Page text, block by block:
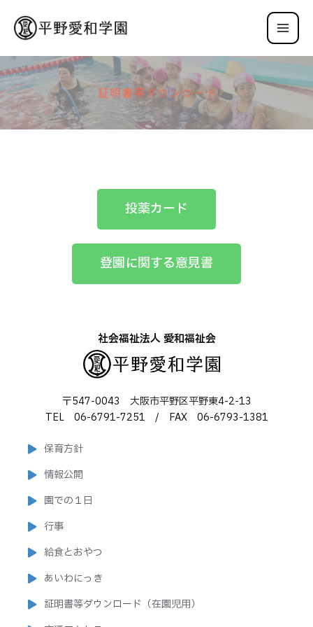
投薬カード
登園に関する意見書
社会福祉法人 愛和福祉会
〒547-0043 大阪市平野区平野東4-2-13
TEL 06-6791-7251 / FAX 06-6793-1381
保育方針
情報公開
園での１日
行事
給食とおやつ
あいわにっき
証明書等ダウンロード（在園児用）